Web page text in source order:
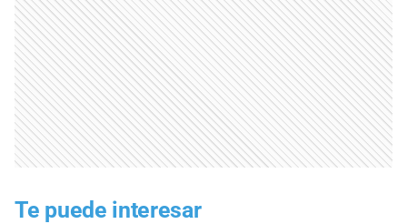
Te puede interesar